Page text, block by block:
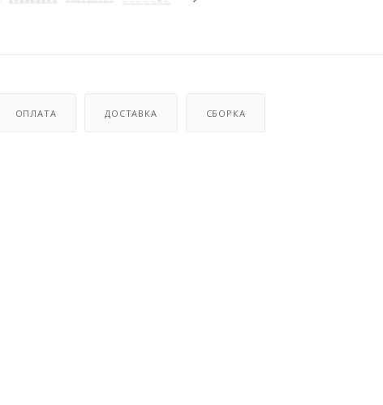
ОПЛАТА ДОСТАВКА СБОРКА